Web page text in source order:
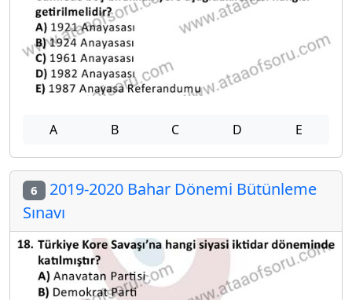
A B C D E
6 2019-2020 Bahar Dönemi Bütünleme
Sınavı